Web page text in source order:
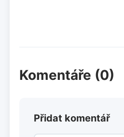
Komentáře (0)
Přidat komentář